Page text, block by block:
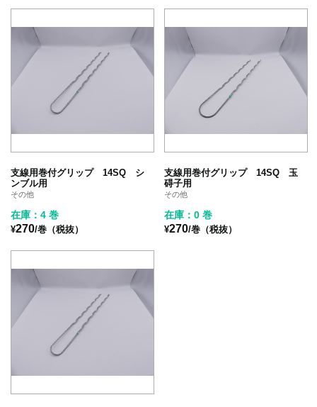
支線用巻付グリップ 14SQ シ
ンブル用
その他
在庫：4 巻
¥270/巻（税抜）
支線用巻付グリップ 14SQ 玉
碍子用
その他
在庫：0 巻
¥270/巻（税抜）